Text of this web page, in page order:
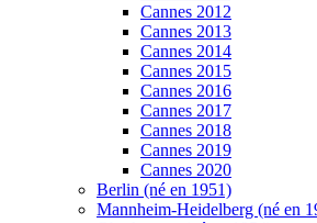
Cannes 2012
Cannes 2013
Cannes 2014
Cannes 2015
Cannes 2016
Cannes 2017
Cannes 2018
Cannes 2019
Cannes 2020
Berlin (né en 1951)
Mannheim-Heidelberg (né en